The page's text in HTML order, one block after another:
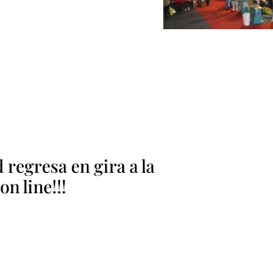
regresa en gira a la
line!!!